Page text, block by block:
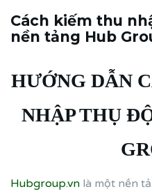
Cách kiếm thu
nền tảng Hub
HƯỚNG DẪN
NHẬP THỤ
Hubgroup.vn là một nền